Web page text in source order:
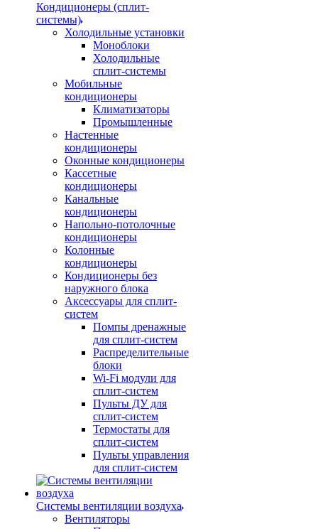
Кондиционеры (сплит-
системы)
Холодильные установки
Моноблоки
Холодильные
сплит-системы
Мобильные
кондиционеры
Климатизаторы
Промышленные
Настенные
кондиционеры
Оконные кондиционеры
Кассетные
кондиционеры
Канальные
кондиционеры
Напольно-потолочные
кондиционеры
Колонные
кондиционеры
Кондиционеры без
наружного блока
Аксессуары для сплит-
систем
Помпы дренажные
для сплит-систем
Распределительные
блоки
Wi-Fi модули для
сплит-систем
Пульты ДУ для
сплит-систем
Термостаты для
сплит-систем
Пульты управления
для сплит-систем
Системы вентиляции воздуха
Вентиляторы